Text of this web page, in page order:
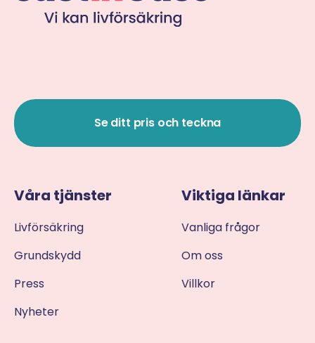
Se ditt pris och teckna
Våra tjänster Viktiga länkar
Livförsäkring
Vanliga frågor
Grundskydd
Om oss
Press
Villkor
Nyheter